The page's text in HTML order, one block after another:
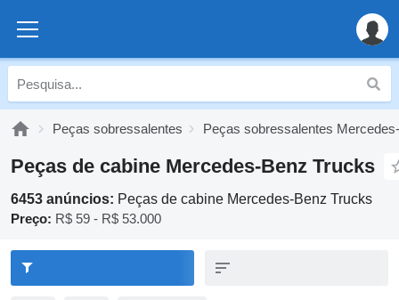
Peças sobressalentes Peças sobressalentes
Peças de cabine Mercedes-Benz Trucks
6453 anúncios: Peças de cabine Mercedes-Benz Trucks
Preço: R$ 59 - R$ 53.000